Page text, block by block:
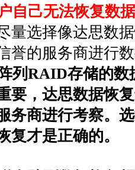
自己无法恢复数
量选择像达思数
誉的服务商进行
列RAID存储的数
要，达思数据恢
务商进行考察。
复才是正确的。